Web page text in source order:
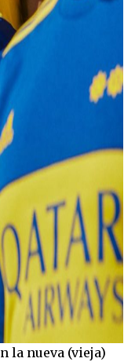
la nueva (vieja)